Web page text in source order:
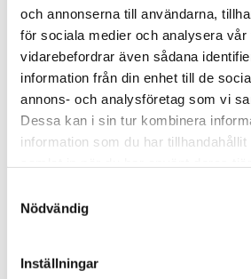
och annonserna till användarna,
för sociala medier och analysera vår
vidarebefordrar även sådana
information från din enhet till de
annons- och analysföretag som vi
Dessa kan i sin tur kombinera
information som du har
Nödvändig
Inställningar
Evangeliet spreds i
Stockholm i helgen
tog emot Jesus